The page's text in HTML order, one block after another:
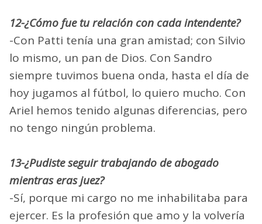
12-¿Cómo fue tu relación con cada intendente?
-Con Patti tenía una gran amistad; con Silvio
lo mismo, un pan de Dios. Con Sandro
siempre tuvimos buena onda, hasta el día de
hoy jugamos al fútbol, lo quiero mucho. Con
Ariel hemos tenido algunas diferencias, pero
no tengo ningún problema.
13-¿Pudiste seguir trabajando de abogado
mientras eras juez?
-Sí, porque mi cargo no me inhabilitaba para
ejercer. Es la profesión que amo y la volvería